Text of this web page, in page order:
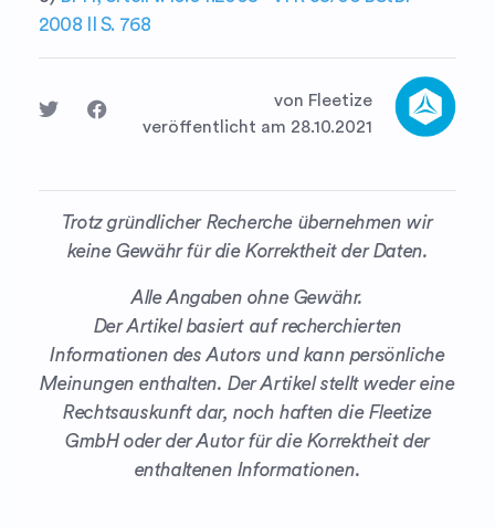
2008 II S. 768
von Fleetize
veröffentlicht am 28.10.2021
Trotz gründlicher Recherche übernehmen wir
keine Gewähr für die Korrektheit der Daten.
Alle Angaben ohne Gewähr.
Der Artikel basiert auf recherchierten
Informationen des Autors und kann persönliche
Meinungen enthalten. Der Artikel stellt weder eine
Rechtsauskunft dar, noch haften die Fleetize
GmbH oder der Autor für die Korrektheit der
enthaltenen Informationen.